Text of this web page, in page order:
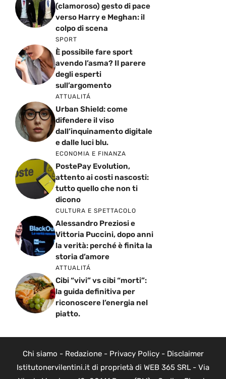
(clamoroso) gesto di pace
verso Harry e Meghan: il
colpo di scena
SPORT
È possibile fare sport
avendo l’asma? Il parere
degli esperti
sull’argomento
ATTUALITÁ
Urban Shield: come
difendere il viso
dall’inquinamento digitale
e dalle luci blu.
ECONOMIA E FINANZA
PostePay Evolution,
attento ai costi nascosti:
tutto quello che non ti
dicono
CULTURA E SPETTACOLO
Alessandro Preziosi e
Vittoria Puccini, dopo anni
la verità: perché è finita la
storia d’amore
ATTUALITÁ
Cibi “vivi” vs cibi “morti”:
la guida definitiva per
riconoscere l’energia nel
piatto.
Chi siamo - Redazione- Privacy Policy- Disclaimer
Istitutonervilentini.it di proprietà di WEB 365 SRL - Via